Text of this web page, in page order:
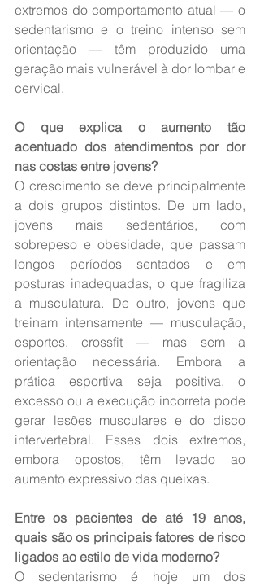
extremos do comportamento atual — o
sedentarismo e o treino intenso sem
orientação — têm produzido uma
geração mais vulnerável à dor lombar e
cervical.
O que explica o aumento tão
acentuado dos atendimentos por dor
nas costas entre jovens?
O crescimento se deve principalmente
a dois grupos distintos. De um lado,
jovens mais sedentários, com
sobrepeso e obesidade, que passam
longos períodos sentados e em
posturas inadequadas, o que fragiliza
a musculatura. De outro, jovens que
treinam intensamente — musculação,
esportes, crossfit — mas sem a
orientação necessária. Embora a
prática esportiva seja positiva, o
excesso ou a execução incorreta pode
gerar lesões musculares e do disco
intervertebral. Esses dois extremos,
embora opostos, têm levado ao
aumento expressivo das queixas.
Entre os pacientes de até 19 anos,
quais são os principais fatores de risco
ligados ao estilo de vida moderno?
O sedentarismo é hoje um dos